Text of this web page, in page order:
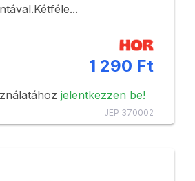
1 290 Ft
jelentkezzen be!
JEP 370002